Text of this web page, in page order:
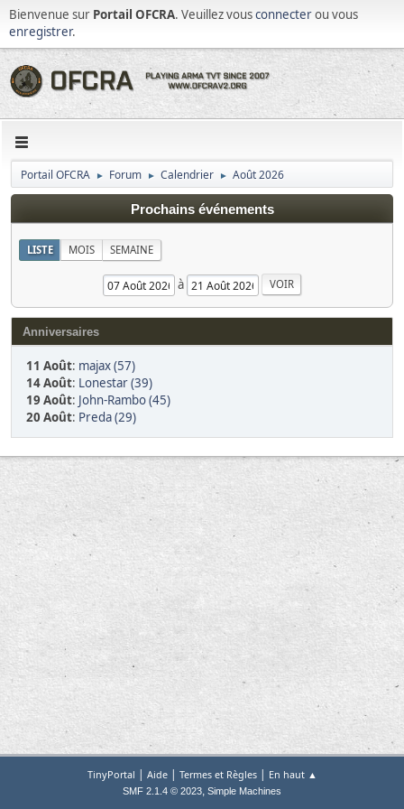
Bienvenue sur Portail OFCRA. Veuillez vousconnecterou vous
enregistrer.
Portail OFCRA ► Forum ► Calendrier ► Août 2026
Prochains événements
LISTE MOIS SEMAINE
à
Anniversaires
11 Août: majax (57)
14 Août: Lonestar (39)
19 Août: John-Rambo (45)
20 Août: Preda (29)
TinyPortal | Aide| Termes et Règles| En haut ▲
SMF 2.1.4 © 2023, Simple Machines